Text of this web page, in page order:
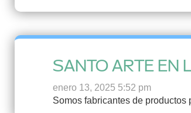
SANTO ARTE EN
enero 13, 2025 5:52 pm
Somos fabricantes de